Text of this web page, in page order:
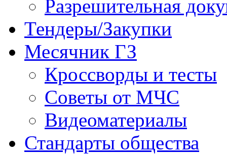
Разрешительная
Тендеры/Закупки
Месячник ГЗ
Кроссворды и тесты
Советы от МЧС
Видеоматериалы
Стандарты общества